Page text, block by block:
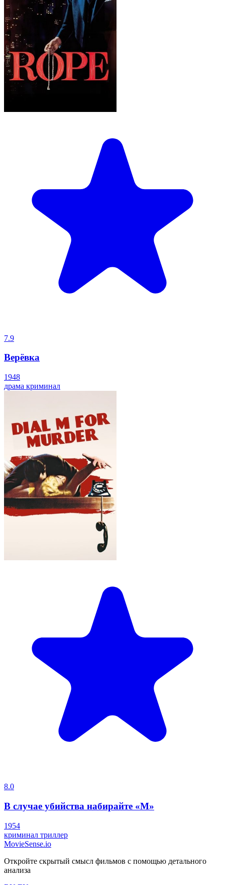
7.9
Верёвка
1948
драма криминал
8.0
В случае убийства набирайте «М»
1954
криминал триллер
MovieSense.io
Откройте скрытый смысл фильмов с помощью детального
анализа